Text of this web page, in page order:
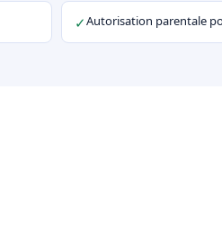
✓Autorisation parentale